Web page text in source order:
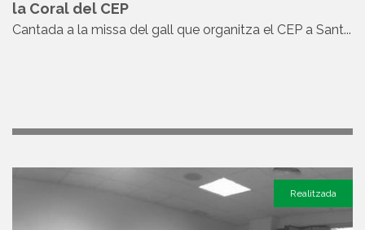
la Coral del CEP
Cantada a la missa del gall que organitza el CEP a Sant...
Realitzada